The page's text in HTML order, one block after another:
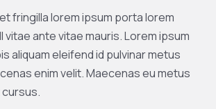
fringilla lorem ipsum porta lorem
vitae ante vitae mauris. Lorem ipsum
aliquam eleifend id pulvinar metus
enim velit. Maecenas eu metus